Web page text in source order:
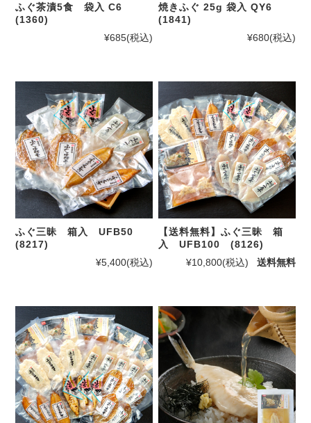
ふぐ茶漬5食 袋入 C6
(1360)
¥685(税込)
焼きふぐ 25g 袋入 QY6
(1841)
¥680(税込)
ふぐ三昧 箱入 UFB50
(8217)
¥5,400(税込)
【送料無料】ふぐ三昧 箱
入 UFB100 (8126)
¥10,800(税込) 送料無料